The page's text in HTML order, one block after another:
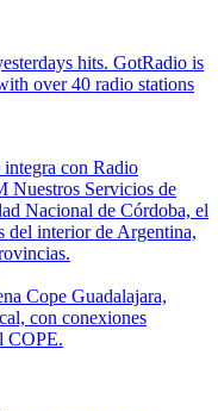
hits. GotRadio is
over 40 radio stations
integra con Radio
Servicios de
Nacional de Córdoba, el
del interior de Argentina,
Cope Guadalajara,
con conexiones
COPE.